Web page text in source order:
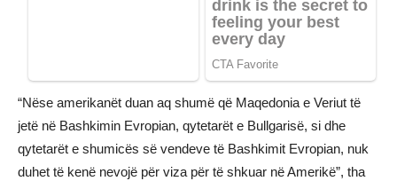
“Nëse amerikanët duan aq shumë që Maqedonia e Veriut të
jetë në Bashkimin Evropian, qytetarët e Bullgarisë, si dhe
qytetarët e shumicës së vendeve të Bashkimit Evropian, nuk
duhet të kenë nevojë për viza për të shkuar në Amerikë”, tha